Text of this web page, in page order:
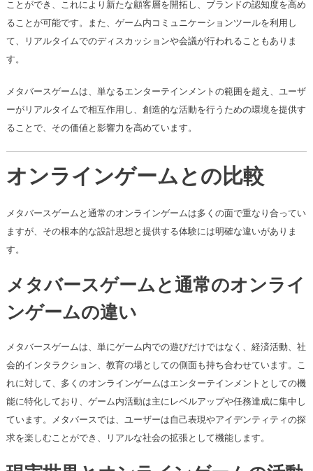
ことができ、これにより新たな顧客層を開拓し、ブランドの認知度を高め
ることが可能です。また、ゲーム内コミュニケーションツールを利用し
て、リアルタイムでのディスカッションや会議が行われることもありま
す。
メタバースゲームは、単なるエンターテインメントの範囲を超え、ユーザ
ーがリアルタイムで相互作用し、創造的な活動を行うための環境を提供す
ることで、その価値と影響力を高めています。
オンラインゲームとの比較
メタバースゲームと通常のオンラインゲームは多くの面で重なり合ってい
ますが、その根本的な設計思想と提供する体験には明確な違いがありま
す。
メタバースゲームと通常のオンライ
ンゲームの違い
メタバースゲームは、単にゲーム内での遊びだけではなく、経済活動、社
会的インタラクション、教育の場としての側面も持ち合わせています。こ
れに対して、多くのオンラインゲームはエンターテインメントとしての機
能に特化しており、ゲーム内活動は主にレベルアップや任務達成に集中し
ています。メタバースでは、ユーザーは自己表現やアイデンティティの探
求を楽しむことができ、リアルな社会の拡張として機能します。